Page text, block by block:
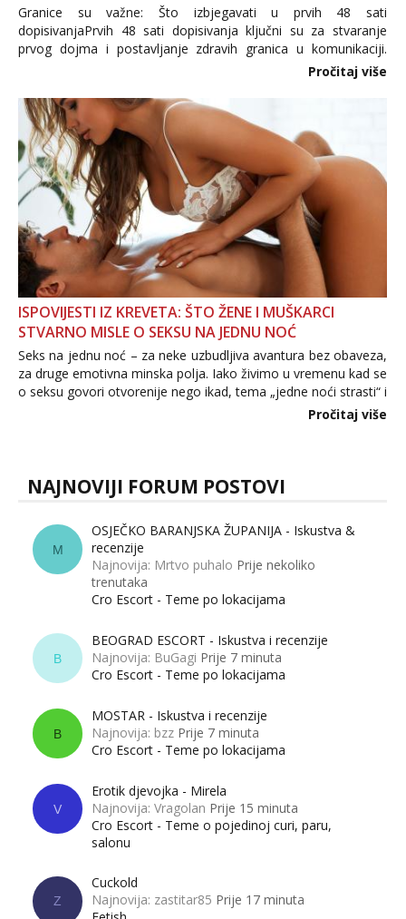
Granice su važne: Što izbjegavati u prvih 48 sati
dopisivanjaPrvih 48 sati dopisivanja ključni su za stvaranje
prvog dojma i postavljanje zdravih granica u komunikaciji.
Važno je izbjeći prebrzo otkrivanje osobnih ili intimnih
informacija, jer nepoznata osoba još nije zaslužila to
povjerenje. Takođe...
Pročitaj više
ISPOVIJESTI IZ KREVETA: ŠTO ŽENE I MUŠKARCI
STVARNO MISLE O SEKSU NA JEDNU NOĆ
Seks na jednu noć – za neke uzbudljiva avantura bez obaveza,
za druge emotivna minska polja. Iako živimo u vremenu kad se
o seksu govori otvorenije nego ikad, tema „jedne noći strasti“ i
dalje izaziva burne rasprave. Što zapravo misle žene, a što
Pročitaj više
NAJNOVIJI FORUM POSTOVI
M
OSJEČKO BARANJSKA ŽUPANIJA - Iskustva &
recenzije
Najnovija: Mrtvo puhalo Prije nekoliko
trenutaka
Cro Escort - Teme po lokacijama
B
BEOGRAD ESCORT - Iskustva i recenzije
Najnovija: BuGagi Prije 7 minuta
Cro Escort - Teme po lokacijama
B
MOSTAR - Iskustva i recenzije
Najnovija: bzz Prije 7 minuta
Cro Escort - Teme po lokacijama
V
Erotik djevojka - Mirela
Najnovija: Vragolan Prije 15 minuta
Cro Escort - Teme o pojedinoj curi, paru,
salonu
Z
Cuckold
Najnovija: zastitar85 Prije 17 minuta